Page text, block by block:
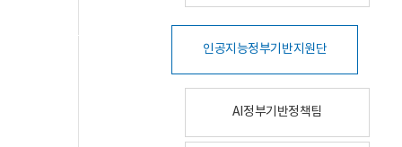
인공지능정부기반지원단
AI정부기반정책팀